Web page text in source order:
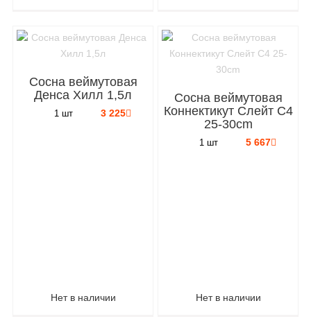
Сосна веймутовая
Денса Хилл 1,5л
1 шт 3 225
Нет в наличии
Сосна веймутовая
Коннектикут Слейт C4
25-30cm
1 шт 5 667
Нет в наличии